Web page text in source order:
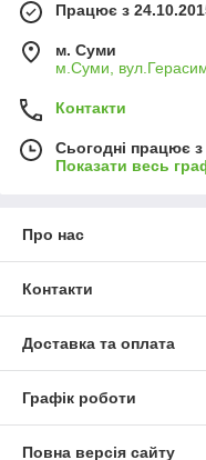
Працює з
м. Суми
м.Суми,
Контакти
Сьогодні працює
Показати весь
Про нас
Контакти
Доставка та оплата
Графік роботи
Повна версія сайту